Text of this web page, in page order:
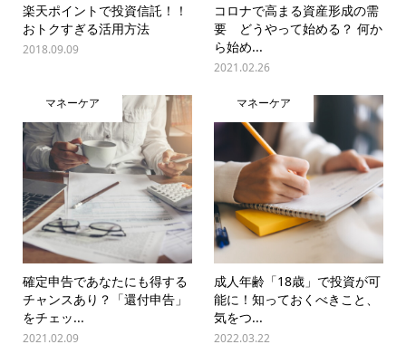
楽天ポイントで投資信託！！
おトクすぎる活用方法
2018.09.09
コロナで高まる資産形成の需
要 どうやって始める？ 何か
ら始め...
2021.02.26
マネーケア
確定申告であなたにも得する
チャンスあり？「還付申告」
をチェッ...
2021.02.09
マネーケア
成人年齢「18歳」で投資が可
能に！知っておくべきこと、
気をつ...
2022.03.22